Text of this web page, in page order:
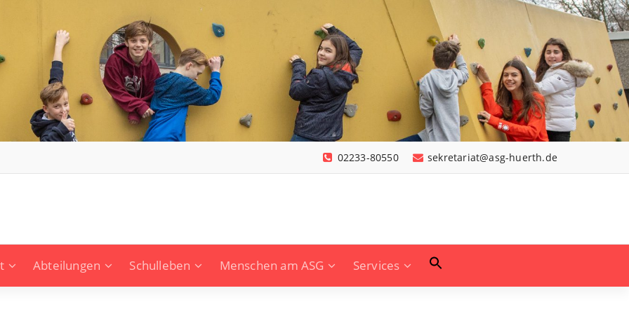
sekretariat@asg-huerth.de
02233-80550
Abteilungen Schulleben Menschen am ASG Services